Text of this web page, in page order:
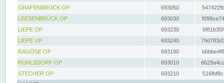
GRAFENBRÜCK OP
693050
LEESENBRÜCK OP
693030
LIEPE OP
693230
LIEPE UP
693240
RAGÖSE OP
693190
RUHLSDORF OP
693010
STECHER OP
693210